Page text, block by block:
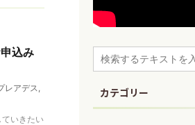
込み
レアデス,
いきたい
カテゴリー